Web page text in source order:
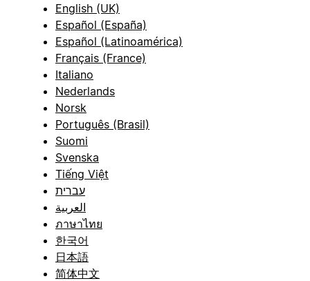
English (UK)
Español (España)
Español (Latinoamérica)
Français (France)
Italiano
Nederlands
Norsk
Português (Brasil)
Suomi
Svenska
Tiếng Việt
עברית
العربية
ภาษาไทย
한국어
日本語
简体中文